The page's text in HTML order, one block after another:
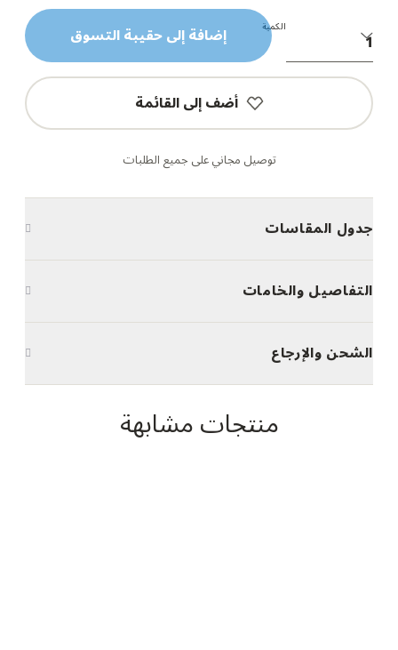
الكمية إضافة إلى حقيبة التسوق
أضف إلى القائمة
توصيل مجاني على جميع الطلبات
جدول المقاسات
التفاصيل والخامات
الشحن والإرجاع
منتجات مشابهة